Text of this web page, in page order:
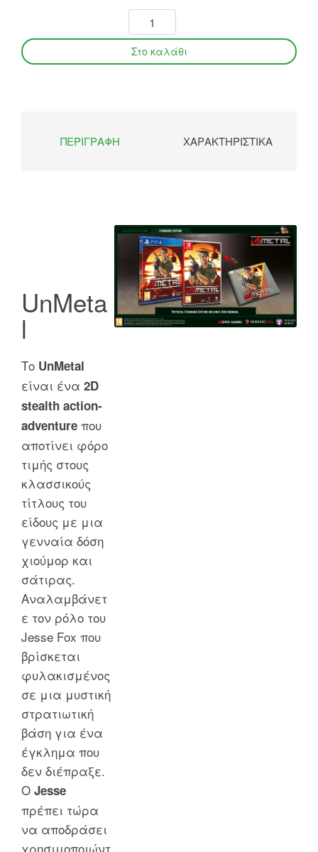
ΠΕΡΙΓΡΑΦΉ ΧΑΡΑΚΤΗΡΙΣΤΙΚΆ
UnMeta
l
Το UnMetal
είναι ένα 2D
stealth action-
adventure που
αποτίνει φόρο
τιμής στους
κλασσικούς
τίτλους του
είδους με μια
γενναία δόση
χιούμορ και
σάτιρας.
Αναλαμβάνετ
ε τον ρόλο του
Jesse Fox που
βρίσκεται
φυλακισμένος
σε μια μυστική
στρατιωτική
βάση για ένα
έγκλημα που
δεν διέπραξε.
Ο Jesse
πρέπει τώρα
να αποδράσει
χρησιμοποιώντ